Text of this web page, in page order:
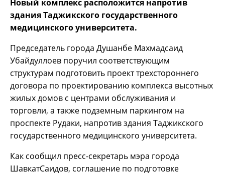
Новый комплекс расположится напротив
здания Таджикского государственного
медицинского университета.
Председатель города Душанбе Махмадсаид
Убайдуллоев поручил соответствующим
структурам подготовить проект трехстороннего
договора по проектированию комплекса высотных
жилых домов с центрами обслуживания и
торговли, а также подземным паркингом на
проспекте Рудаки, напротив здания Таджикского
государственного медицинского университета.
Как сообщил пресс-секретарь мэра города
ШавкатСаидов, соглашение по подготовке